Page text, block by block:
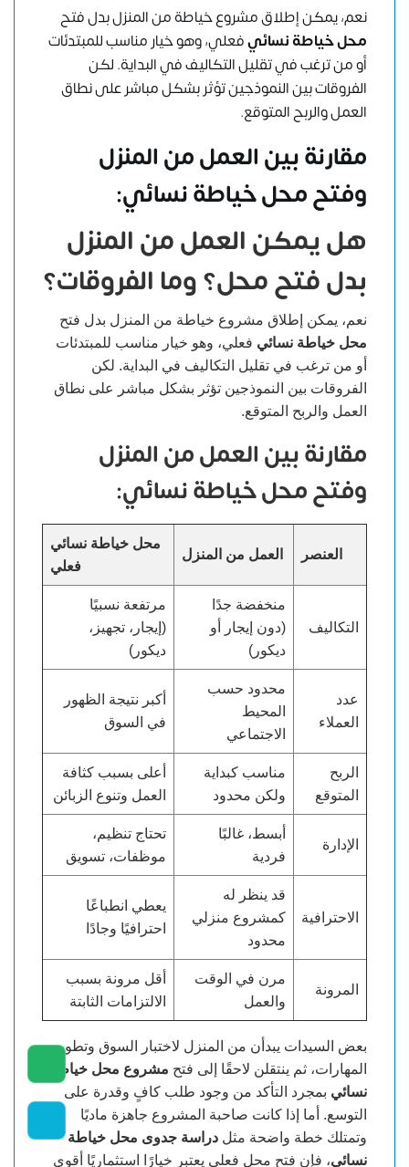
نعم، يمكن إطلاق مشروع خياطة من المنزل بدل فتح
محل خياطة نسائيفعلي، وهو خيار مناسب للمبتدئات
أو من ترغب في تقليل التكاليف في البداية. لكن
الفروقات بين النموذجين تؤثر بشكل مباشر على نطاق
العمل والربح المتوقع.
مقارنة بين العمل من المنزل
وفتح محل خياطة نسائي:
هل يمكن العمل من المنزل
بدل فتح محل؟ وما الفروقات؟
نعم، يمكن إطلاق مشروع خياطة من المنزل بدل فتح
محل خياطة نسائي فعلي، وهو خيار مناسب للمبتدئات
أو من ترغب في تقليل التكاليف في البداية. لكن
الفروقات بين النموذجين تؤثر بشكل مباشر على نطاق
العمل والربح المتوقع.
مقارنة بين العمل من المنزل
وفتح محل خياطة نسائي:
العنصر العمل من المنزل
محل خياطة نسائي
فعلي
التكاليف
منخفضة جدًا
(دون إيجار أو
ديكور)
مرتفعة نسبيًا
(إيجار، تجهيز،
ديكور)
عدد
العملاء
محدود حسب
المحيط
الاجتماعي
أكبر نتيجة الظهور
في السوق
الربح
المتوقع
مناسب كبداية
ولكن محدود
أعلى بسبب كثافة
العمل وتنوع الزبائن
الإدارة
أبسط، غالبًا
فردية
تحتاج تنظيم،
موظفات، تسويق
الاحترافية
قد ينظر له
كمشروع منزلي
محدود
يعطي انطباعًا
احترافيًا وجادًا
المرونة
مرن في الوقت
والعمل
أقل مرونة بسبب
الالتزامات الثابتة
بعض السيدات يبدأن من المنزل لاختبار السوق وتطوير
المهارات، ثم ينتقلن لاحقًا إلى فتح مشروع محل خياطة
نسائي بمجرد التأكد من وجود طلب كافٍ وقدرة على
التوسع. أما إذا كانت صاحبة المشروع جاهزة ماديًا
وتمتلك خطة واضحة مثل دراسة جدوى محل خياطة
نسائي، فإن فتح محل فعلي يعتبر خيارًا استثماريًا أقوى